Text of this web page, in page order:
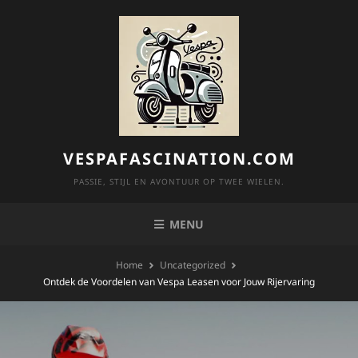
VESPAFASCINATION.COM
PASSIE, STIJL EN AVONTUUR OP TWEE WIELEN.
MENU
Home
Uncategorized
Ontdek de Voordelen van Vespa Leasen voor Jouw Rijervaring